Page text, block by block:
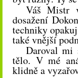
Váš Mistr
dosažení
techniky
také vnější
Daroval mi
tělo. V mé
klidně a